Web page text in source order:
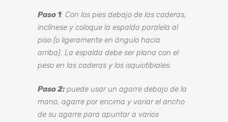
Paso 1: Con los pies debajo de las caderas,
inclínese y coloque la espalda paralela al
piso (o ligeramente en ángulo hacia
arriba). La espalda debe ser plana con el
peso en las caderas y los isquiotibiales.
Paso 2: puede usar un agarre debajo de la
mano, agarre por encima y variar el ancho
de su agarre para apuntar a varios